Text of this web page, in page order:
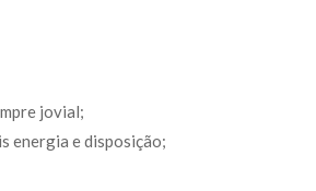
jovial;
energia e disposição;